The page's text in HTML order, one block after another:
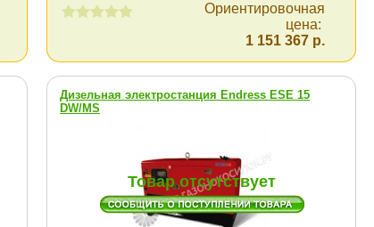
Ориентировочная
цена:
1 151 367 р.
Дизельная электростанция Endress ESE 15
DW/MS
Товар отсутствует